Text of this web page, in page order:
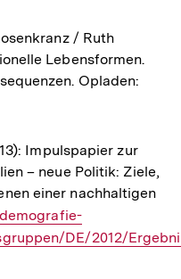
/ Ruth
Lebensformen.
Opladen:
Impulspapier zur
– neue Politik: Ziele,
einer nachhaltigen
DE/2012/